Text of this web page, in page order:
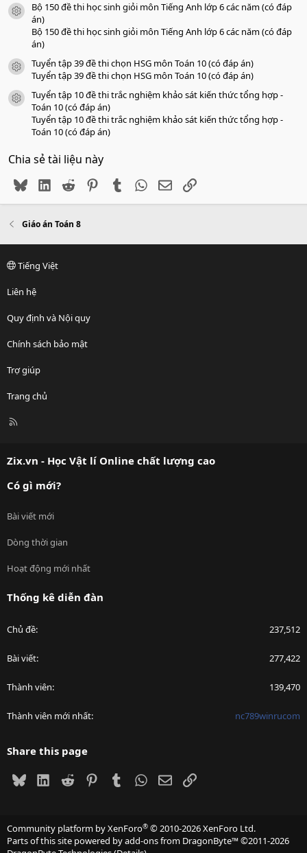
icon tài liệu
Bộ 150 đề thi học sinh giỏi môn Tiếng Anh lớp 6 các năm (có đáp
án)
Bộ 150 đề thi học sinh giỏi môn Tiếng Anh lớp 6 các năm (có đáp
án)
icon tài liệu
Tuyển tập 39 đề thi chọn HSG môn Toán 10 (có đáp án)
Tuyển tập 39 đề thi chọn HSG môn Toán 10 (có đáp án)
icon tài liệu
Tuyển tập 10 đề thi trắc nghiệm khảo sát kiến thức tổng hợp -
Toán 10 (có đáp án)
Tuyển tập 10 đề thi trắc nghiệm khảo sát kiến thức tổng hợp -
Toán 10 (có đáp án)
Chia sẻ tài liệu này
BlueskyLinkedIn
Reddit PinterestTumblr WhatsApp
EmailLink
Giáo án Toán 8
Tiếng Việt
Liên hệ
Quy định và Nội quy
Chính sách bảo mật
Trợ giúp
Trang chủ
R
Zix.vn - Học Vật lí Online chất lượng cao
Có gì mới?
Bài viết mới
Dòng thời gian
Hoạt động mới nhất
Thống kê diễn đàn
Chủ đề 237,512
Bài viết 277,422
Thành viên 139,470
Thành viên mới nhất nc789winrucom
Share this page
BlueskyLinkedIn
Reddit PinterestTumblrWhatsApp
EmailLink
Community platform by XenForo® © 2010-2026 XenForo Ltd.
Parts of this site powered byadd-ons from DragonByte™©2011-2026